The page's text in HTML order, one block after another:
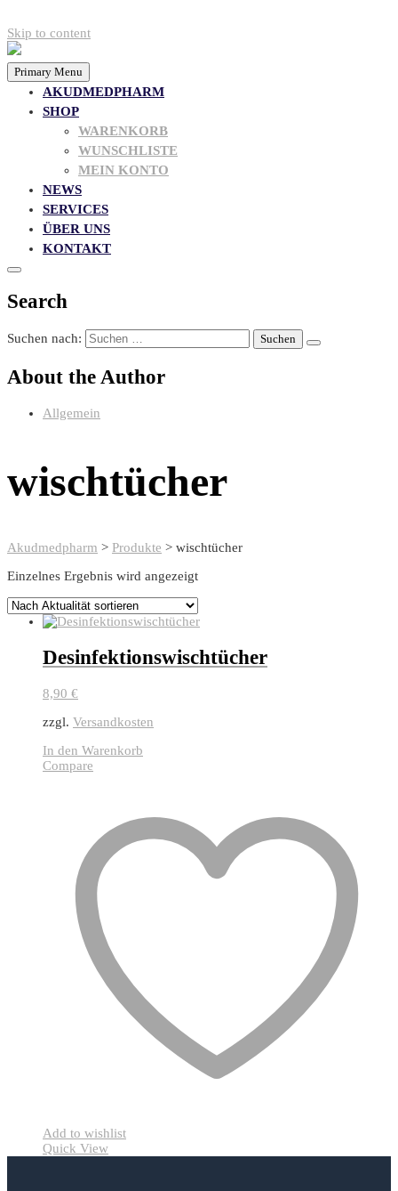
Skip to content
Primary Menu
AKUDMEDPHARM
SHOP
WARENKORB
WUNSCHLISTE
MEIN KONTO
NEWS
SERVICES
ÜBER UNS
KONTAKT
Search
Suchen nach:
About the Author
Allgemein
wischtücher
Akudmedpharm > Produkte > wischtücher
Einzelnes Ergebnis wird angezeigt
Desinfektionswischtücher
8,90 €
zzgl. Versandkosten
In den Warenkorb
Compare
Add to wishlist
Quick View